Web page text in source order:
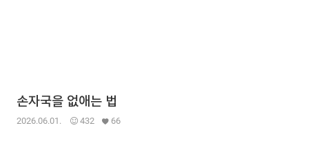
손자국을 없애는 법
2026.06.01. 432 66